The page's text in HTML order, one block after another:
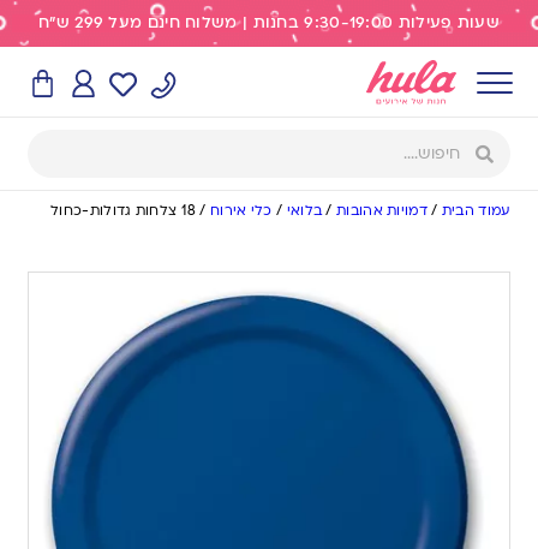
שעות פעילות 9:30-19:00 בחנות | משלוח חינם מעל 299 ש"ח
עמוד הבית /דמויות אהובות/בלואי / כלי אירוח / 18 צלחות גדולות-כחול